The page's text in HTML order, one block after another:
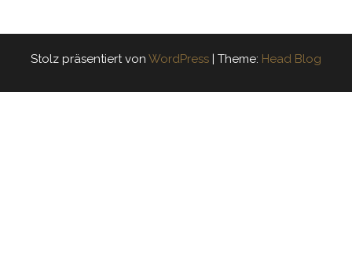
Stolz präsentiert von WordPress | Theme: Head Blog